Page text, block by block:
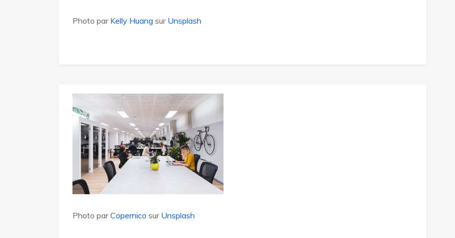
Photo par Kelly Huang sur Unsplash
Photo parCopernico sur Unsplash